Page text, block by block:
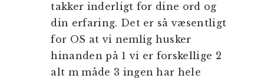
takker inderligt for dine ord og
din erfaring. Det er så væsentligt
for OS at vi nemlig husker
hinanden på 1 vi er forskellige 2
alt m måde 3 ingen har hele